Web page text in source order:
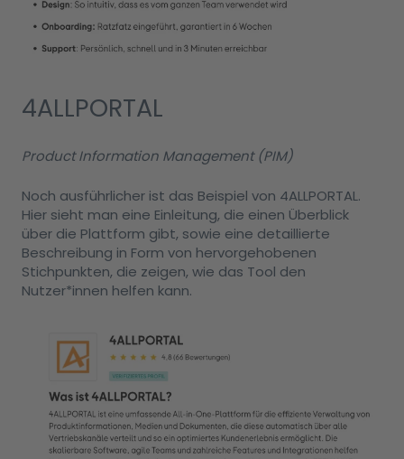
4ALLPORTAL
Product Information Management (PIM)
Noch ausführlicher ist das Beispiel von 4ALLPORTAL.
Hier sieht man eine Einleitung, die einen Überblick
über die Plattform gibt, sowie eine detaillierte
Beschreibung in Form von hervorgehobenen
Stichpunkten, die zeigen, wie das Tool den
Nutzer*innen helfen kann.